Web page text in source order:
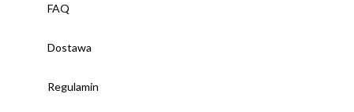
FAQ
Dostawa
Regulamin